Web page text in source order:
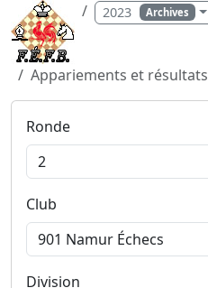
2023 Archives
Appariements et résultats
Ronde
Club
Division